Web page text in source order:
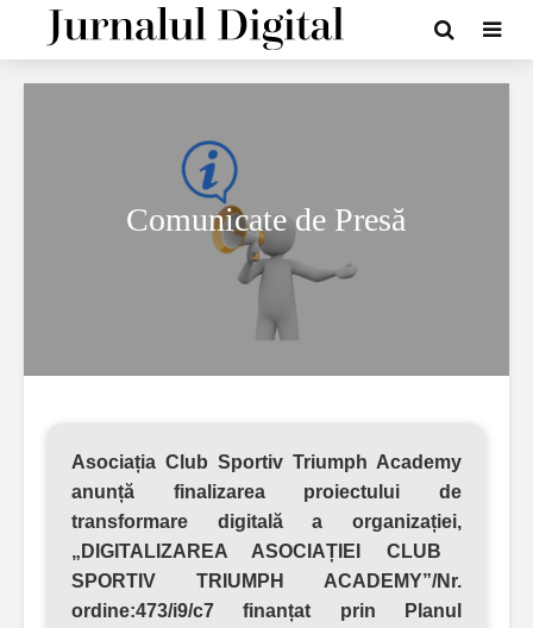
Comunicate de Presă
Asociația Club Sportiv Triumph Academy
anunță finalizarea proiectului de
transformare digitală a organizației,
„DIGITALIZAREA ASOCIAȚIEI CLUB
SPORTIV TRIUMPH ACADEMY”/Nr.
ordine:473/i9/c7finanțat prin Planul